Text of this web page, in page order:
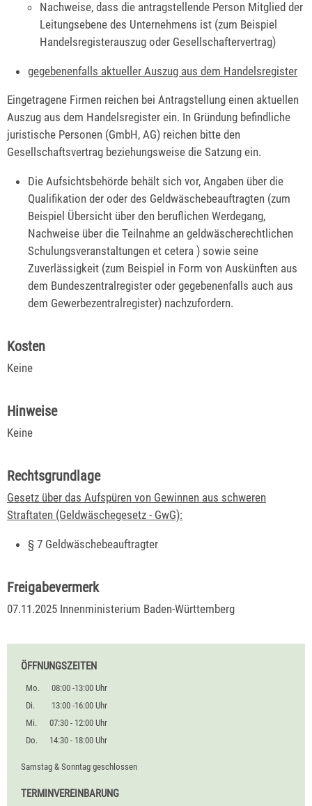
Nachweise, dass die antragstellende Person Mitglied der
Leitungsebene des Unternehmens ist (zum Beispiel
Handelsregisterauszug oder Gesellschaftervertrag)
gegebenenfalls aktueller Auszug aus dem Handelsregister
Eingetragene Firmen reichen bei Antragstellung einen aktuellen
Auszug aus dem Handelsregister ein. In Gründung befindliche
juristische Personen (GmbH, AG) reichen bitte den
Gesellschaftsvertrag beziehungsweise die Satzung ein.
Die Aufsichtsbehörde behält sich vor, Angaben über die
Qualifikation der oder des Geldwäschebeauftragten (zum
Beispiel Übersicht über den beruflichen Werdegang,
Nachweise über die Teilnahme an geldwäscherechtlichen
Schulungsveranstaltungen et cetera ) sowie seine
Zuverlässigkeit (zum Beispiel in Form von Auskünften aus
dem Bundeszentralregister oder gegebenenfalls auch aus
dem Gewerbezentralregister) nachzufordern.
Kosten
Keine
Hinweise
Keine
Rechtsgrundlage
Gesetz über das Aufspüren von Gewinnen aus schweren
Straftaten (Geldwäschegesetz - GwG):
§ 7 Geldwäschebeauftragter
Freigabevermerk
07.11.2025 Innenministerium Baden-Württemberg
ÖFFNUNGSZEITEN
Mo.
08:00 -13:00 Uhr
Di.
13:00 -16:00 Uhr
Mi.
07:30 - 12:00 Uhr
Do.
14:30 - 18:00 Uhr
Samstag & Sonntag geschlossen
TERMINVEREINBARUNG